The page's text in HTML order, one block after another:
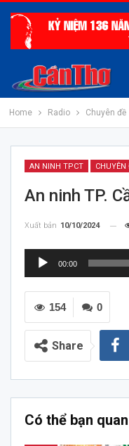
Home Radio Chuyên đề
AN NINH TPCT CHUYÊN
An ninh TP.
Xuất bản 10/10/2024
Trình
Audio
00:00
0
154
Share
Có thể bạn